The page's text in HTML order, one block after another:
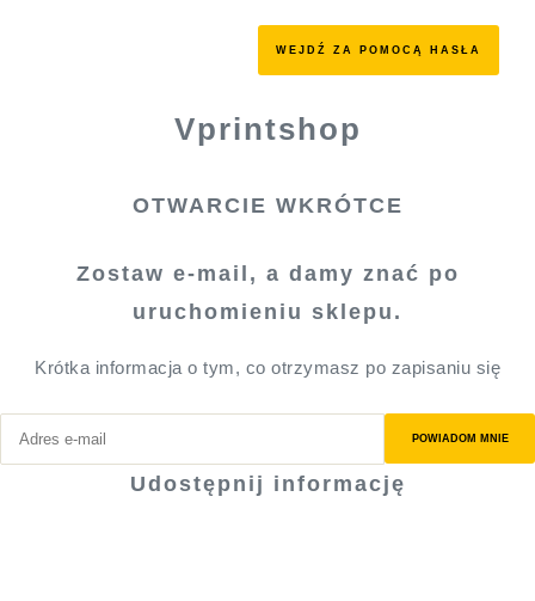
WEJDŹ ZA POMOCĄ HASŁA
Vprintshop
OTWARCIE WKRÓTCE
Zostaw e-mail, a damy znać po
uruchomieniu sklepu.
Krótka informacja o tym, co otrzymasz po zapisaniu się
POWIADOM MNIE
Udostępnij informację